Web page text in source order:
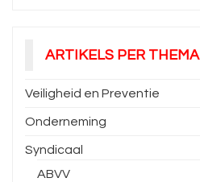
ARTIKELS PER THEMA
Veiligheid en Preventie
Onderneming
Syndicaal
ABVV